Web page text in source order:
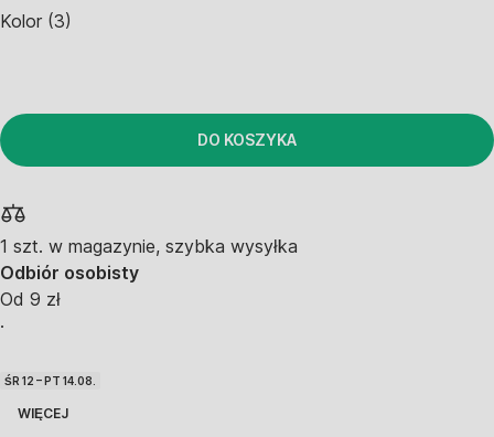
Kolor (3)
DO KOSZYKA
1 szt. w magazynie, szybka wysyłka
Odbiór osobisty
Od 9 zł
·
ŚR 12 – PT 14.08.
WIĘCEJ